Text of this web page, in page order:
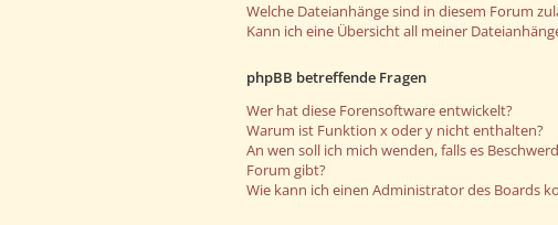
Welche Dateianhänge sind in diesem Forum
Kann ich eine Übersicht all meiner
phpBB betreffende Fragen
Wer hat diese Forensoftware entwickelt?
Warum ist Funktion x oder y nicht enthalten?
An wen soll ich mich wenden, falls es
Forum gibt?
Wie kann ich einen Administrator des Boards